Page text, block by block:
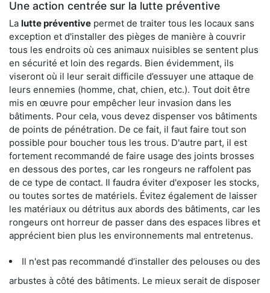
Une action centrée sur la lutte préventive
La lutte préventive permet de traiter tous les locaux sans
exception et d'installer des pièges de manière à couvrir
tous les endroits où ces animaux nuisibles se sentent plus
en sécurité et loin des regards. Bien évidemment, ils
viseront où il leur serait difficile d’essuyer une attaque de
leurs ennemies (homme, chat, chien, etc.). Tout doit être
mis en œuvre pour empêcher leur invasion dans les
bâtiments. Pour cela, vous devez dispenser vos bâtiments
de points de pénétration. De ce fait, il faut faire tout son
possible pour boucher tous les trous. D'autre part, il est
fortement recommandé de faire usage des joints brosses
en dessous des portes, car les rongeurs ne raffolent pas
de ce type de contact. Il faudra éviter d'exposer les stocks,
ou toutes sortes de matériels. Évitez également de laisser
les matériaux ou détritus aux abords des bâtiments, car les
rongeurs ont horreur de passer dans des espaces libres et
apprécient bien plus les environnements mal entretenus.
Il n'est pas recommandé d’installer des pelouses ou des
arbustes à côté des bâtiments. Le mieux serait de disposer